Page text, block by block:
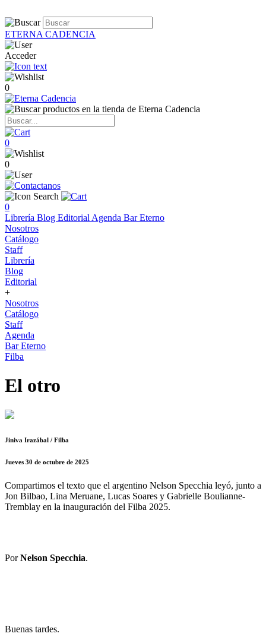
ETERNA CADENCIA
Acceder
0
0
0
0
Librería Blog Editorial Agenda Bar Eterno
Nosotros
Catálogo
Staff
Librería
Blog
Editorial
+
Nosotros
Catálogo
Staff
Agenda
Bar Eterno
Filba
El otro
Jiniva Irazábal / Filba
Jueves 30 de octubre de 2025
Compartimos el texto que el argentino Nelson Specchia leyó, junto a
Jon Bilbao, Lina Meruane, Lucas Soares y Gabrielle Boulianne-
Tremblay en la inauguración del Filba 2025.
PorNelson Specchia.
Buenas tardes.